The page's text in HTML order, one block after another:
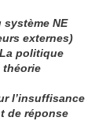
NE
externes)
politique
théorie
l’insuffisance
de réponse